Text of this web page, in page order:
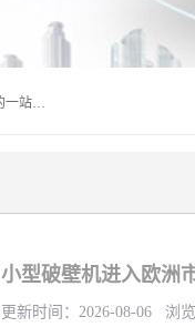
深圳万检通科技有限公司主营:iso9001质量认证机构及质检报告流程，为众多行业和产品提供通行全球解决方案的一站式全领域公共检测、鉴定、验货、srrc认证,质量检测认证及CE认证公司，帮助企业应对全球各种技术贸易壁垒，提升企业竞争优势，满足其对品质的高标准要求。
小型破壁机进入欧洲
更新时间：2026-08-06 浏